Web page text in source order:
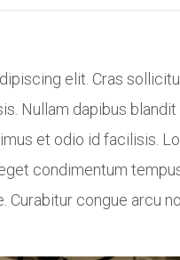
elit. Cras
Nullam dapibus
et odio id facilisis.
condimentum
congue arcu